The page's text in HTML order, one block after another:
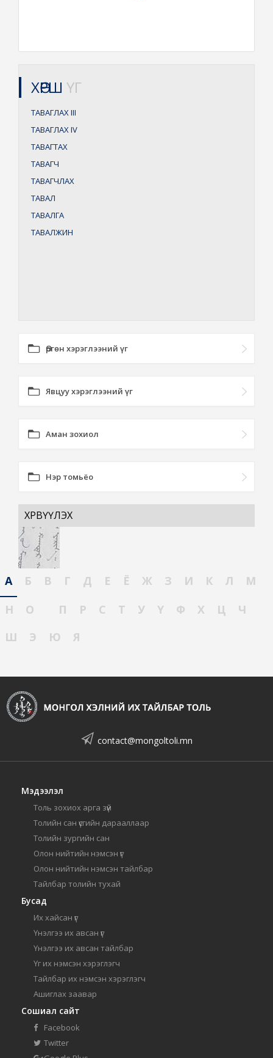
ХӨРШ ҮГ
ТАВАГЛАХIII
ТАВАГЛАХIV
ТАВАГТАХ
ТАВАГЧ
ТАВАГЧЛАХ
ТАВАЛ
ТАВАЛГА
ТАВАЛЖИН
Өргөн хэрэглээний үг
Явцуу хэрэглээний үг
Аман зохиол
Нэр томьёо
ХӨРВҮҮЛЭХ
А Б В Г Д Е Ё Ж З И К Л
М
Н
О П Р С Т У Ү Ф Х Ц
Ч
Ш
Э Ю Я
contact@mongoltoli.mn
Мэдээлэл
Толь зохиох арга зүй
Толийн сан үсгийн дарааллаар
Толийн зургийн сан
Олон нийтийн нэмсэн үг
Олон нийтийн нэмсэн тайлбар
Тайлбар толийн тухай
Бусад
Их хайсан үг
Үнэлгээ их авсан үг
Үнэлгээ их авсан тайлбар
Үг их нэмсэн хэрэглэгч
Тайлбар их нэмсэн хэрэглэгч
Ашиглах заавар
Сошиал сайт
Facebook
Twitter